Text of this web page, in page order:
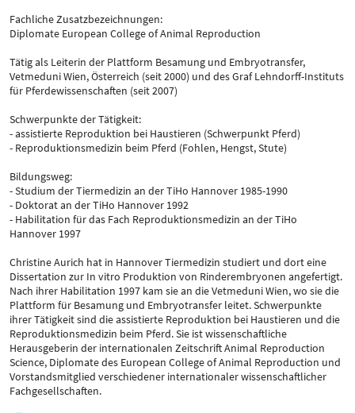
Fachliche Zusatzbezeichnungen:
Diplomate European College of Animal Reproduction
Tätig als Leiterin der Plattform Besamung und Embryotransfer,
Vetmeduni Wien, Österreich (seit 2000) und des Graf Lehndorff-Instituts
für Pferdewissenschaften (seit 2007)
Schwerpunkte der Tätigkeit:
- assistierte Reproduktion bei Haustieren (Schwerpunkt Pferd)
- Reproduktionsmedizin beim Pferd (Fohlen, Hengst, Stute)
Bildungsweg:
- Studium der Tiermedizin an der TiHo Hannover 1985-1990
- Doktorat an der TiHo Hannover 1992
- Habilitation für das Fach Reproduktionsmedizin an der TiHo
Hannover 1997
Christine Aurich hat in Hannover Tiermedizin studiert und dort eine
Dissertation zur In vitro Produktion von Rinderembryonen angefertigt.
Nach ihrer Habilitation 1997 kam sie an die Vetmeduni Wien, wo sie die
Plattform für Besamung und Embryotransfer leitet. Schwerpunkte
ihrer Tätigkeit sind die assistierte Reproduktion bei Haustieren und die
Reproduktionsmedizin beim Pferd. Sie ist wissenschaftliche
Herausgeberin der internationalen Zeitschrift Animal Reproduction
Science, Diplomate des European College of Animal Reproduction und
Vorstandsmitglied verschiedener internationaler wissenschaftlicher
Fachgesellschaften.